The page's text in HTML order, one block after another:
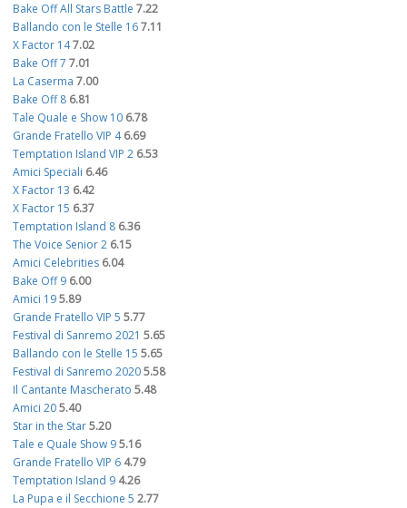
Bake Off All Stars Battle 7.22
Ballando con le Stelle 167.11
X Factor 147.02
Bake Off 7 7.01
La Caserma 7.00
Bake Off 8 6.81
Tale Quale e Show 10 6.78
Grande Fratello VIP 4 6.69
Temptation Island VIP 2 6.53
Amici Speciali 6.46
X Factor 13 6.42
X Factor 15 6.37
Temptation Island 8 6.36
The Voice Senior 2 6.15
Amici Celebrities 6.04
Bake Off 9 6.00
Amici 195.89
Grande Fratello VIP 5 5.77
Festival di Sanremo 2021 5.65
Ballando con le Stelle 15 5.65
Festival di Sanremo 20205.58
Il Cantante Mascherato 5.48
Amici 205.40
Star in the Star5.20
Tale e Quale Show 95.16
Grande Fratello VIP 6 4.79
Temptation Island 9 4.26
La Pupa e il Secchione 5 2.77